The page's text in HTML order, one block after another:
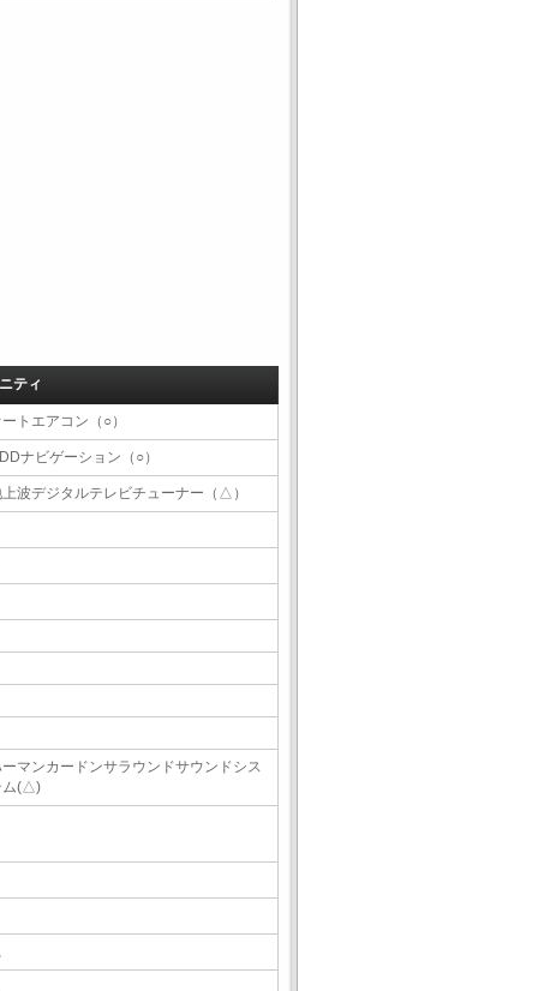
ティ
ートエアコン（○）
ナビゲーション（○）
波デジタルテレビチューナー（△）
マンカードンサラウンドサウンドシス
ム(△)